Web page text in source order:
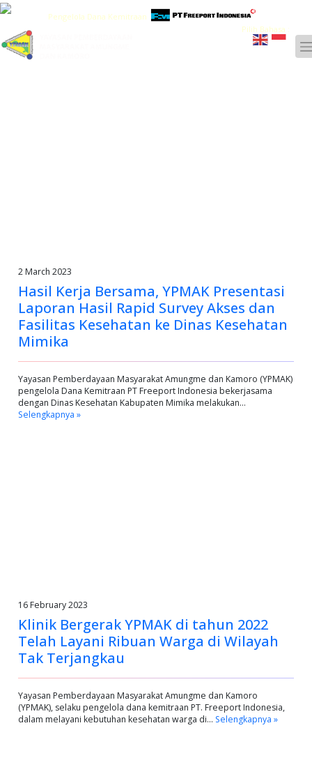
Pengelola Dana Kemitraan
Pilih Bahasa :
2 March 2023
Hasil Kerja Bersama, YPMAK Presentasi
Laporan Hasil Rapid Survey Akses dan
Fasilitas Kesehatan ke Dinas Kesehatan
Mimika
Yayasan Pemberdayaan Masyarakat Amungme dan Kamoro (YPMAK)
pengelola Dana Kemitraan PT Freeport Indonesia bekerjasama
dengan Dinas Kesehatan Kabupaten Mimika melakukan…
Selengkapnya »
16 February 2023
Klinik Bergerak YPMAK di tahun 2022
Telah Layani Ribuan Warga di Wilayah
Tak Terjangkau
Yayasan Pemberdayaan Masyarakat Amungme dan Kamoro
(YPMAK), selaku pengelola dana kemitraan PT. Freeport Indonesia,
dalam melayani kebutuhan kesehatan warga di… Selengkapnya »